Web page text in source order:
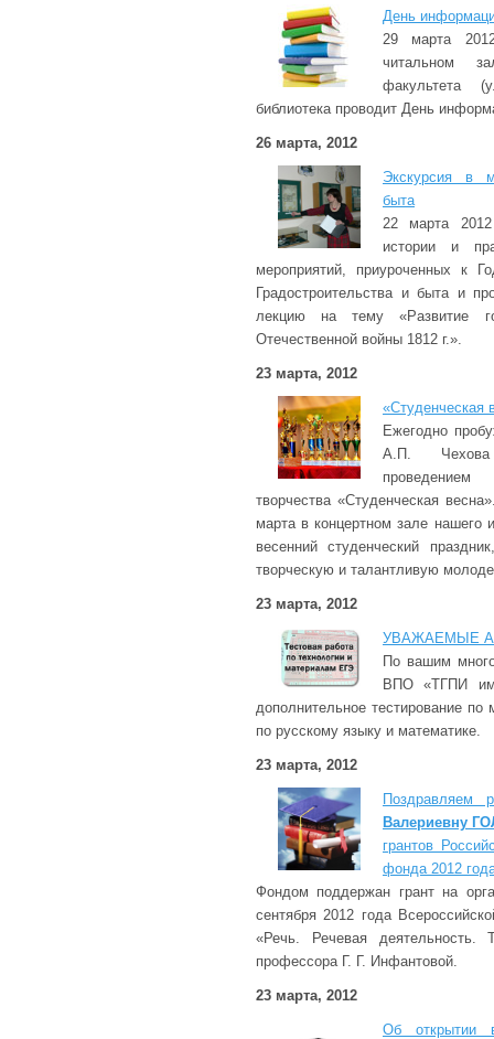
День
29 марта
читальном
факультета
библиотека проводит День
26 марта, 2012
Экскурсия в
быта
22 марта 2012
истории и
мероприятий, приуроченных к
Градостроительства и быта и
лекцию на тему «Развитие
Отечественной войны 1812 г.».
23 марта, 2012
«Студенческая
Ежегодно
А.П. Чехова
творчества «Студенческая
марта в концертном зале нашего
весенний студенческий
творческую и талантливую
23 марта, 2012
УВАЖАЕМЫЕ
По вашим
ВПО «ТГПИ
дополнительное тестирование
по русскому языку и математике.
23 марта, 2012
Поздравляем
Валериевну
грантов
фонда 2012
Фондом поддержан грант на
сентября 2012 года
«Речь. Речевая деятельность.
профессора Г. Г. Инфантовой.
23 марта, 2012
Об открытии